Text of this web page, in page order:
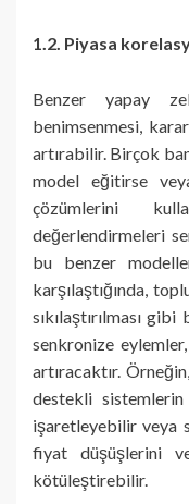
1.2. Piyasa
Benzer yapay
benimsenmesi,
artırabilir. Birçok
model eğitirse
çözümlerini
değerlendirmeleri
bu benzer
karşılaştığında,
sıkılaştırılması
senkronize eylemler,
artıracaktır.
destekli
işaretleyebilir veya
fiyat düşüşlerini ve
kötüleştirebilir.